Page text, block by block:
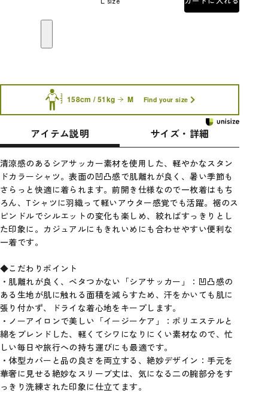
158cm / 51kg M Find your size
アイテム説明 サイズ・詳細
清涼感のあるシアサッカー素材を使用した、軽やかなスタン
ドカラーシャツ。表面の凹凸感で肌離れが良く、暑い季節も
さらっと快適に着られます。前開き仕様なので一枚着はもち
ろん、Tシャツに羽織って軽いアウター感覚でも活躍。裾のス
ピンドルでシルエットの変化も楽しめ、絞ればすっきりとし
た印象に。カジュアルにもきれいめにも合わせやすい便利な
一着です。
◆こだわりポイント
・肌離れが良く、ベタつかない「シアサッカー」：凹凸感の
ある生地が肌に触れる面積を減らすため、汗をかいても肌に
張り付かず、ドライな着心地をキープします。
・ノーアイロンで美しい「イージーケア」：ポリエステルと
綿をブレンドした、軽くてシワになりにくい素材なので、忙
しい毎日や旅行への持ち運びにも最適です。
・体型カバーと品の良さを両立する、絶妙デザイン：手元を
華奢に見せる絶妙なスリーブ丈は、気になる二の腕部分をす
っきり洗練された印象に仕立てます。